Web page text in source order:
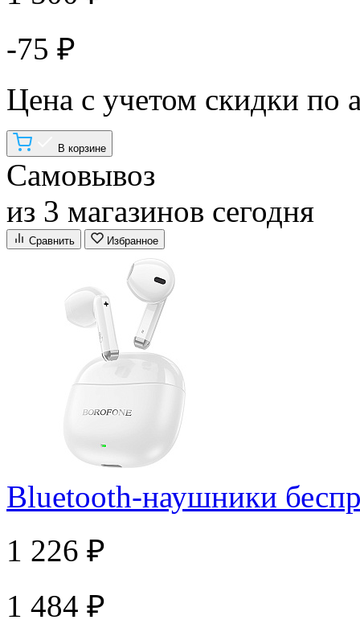
-75 ₽
Цена с учетом скидки по
В корзине
Самовывоз
из 3 магазинов сегодня
Сравнить Избранное
Bluetooth-наушники
1 226 ₽
1 484 ₽